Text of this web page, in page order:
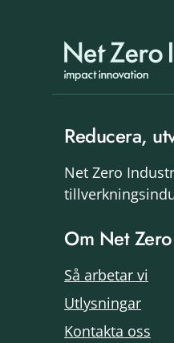
Reducera,
Net Zero
Om Net
Så arbetar vi
Utlysningar
Kontakta oss